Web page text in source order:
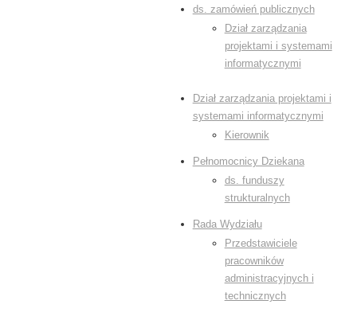
ds. zamówień publicznych
Dział zarządzania
projektami i systemami
informatycznymi
Dział zarządzania projektami i
systemami informatycznymi
Kierownik
Pełnomocnicy Dziekana
ds. funduszy
strukturalnych
Rada Wydziału
Przedstawiciele
pracowników
administracyjnych i
technicznych